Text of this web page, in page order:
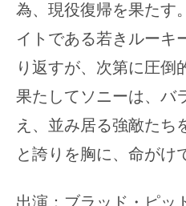
為、現役復帰を果たす
イトである若きルーキ
り返すが、次第に圧倒
果たしてソニーは、バ
え、並み居る強敵たち
と誇りを胸に、命がけ
出演：ブラッド・ピッ